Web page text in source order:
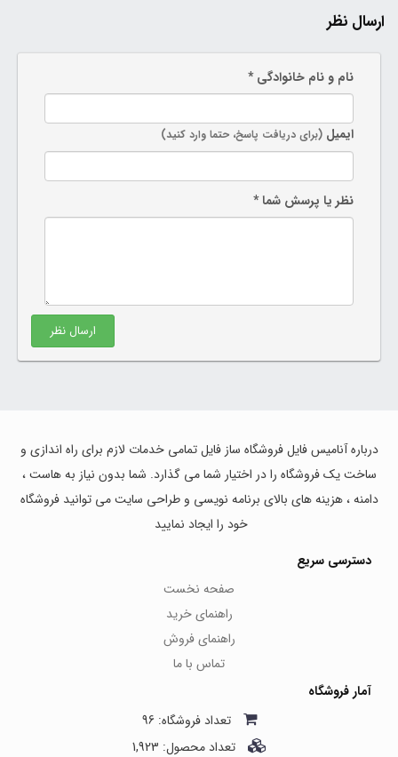
ارسال نظر
نام و نام خانوادگی *
ایمیل (برای دریافت پاسخ، حتما وارد کنید)
نظر یا پرسش شما *
ارسال نظر
درباره آنامیس فایل فروشگاه ساز فایل تمامی خدمات لازم برای راه اندازی و
ساخت یک فروشگاه را در اختیار شما می گذارد. شما بدون نیاز به هاست ،
دامنه ، هزینه های بالای برنامه نویسی و طراحی سایت می توانید فروشگاه
خود را ایجاد نمایید
دسترسی سریع
صفحه نخست
راهنمای خرید
راهنمای فروش
تماس با ما
آمار فروشگاه
تعداد فروشگاه: 96
تعداد محصول: 1,923